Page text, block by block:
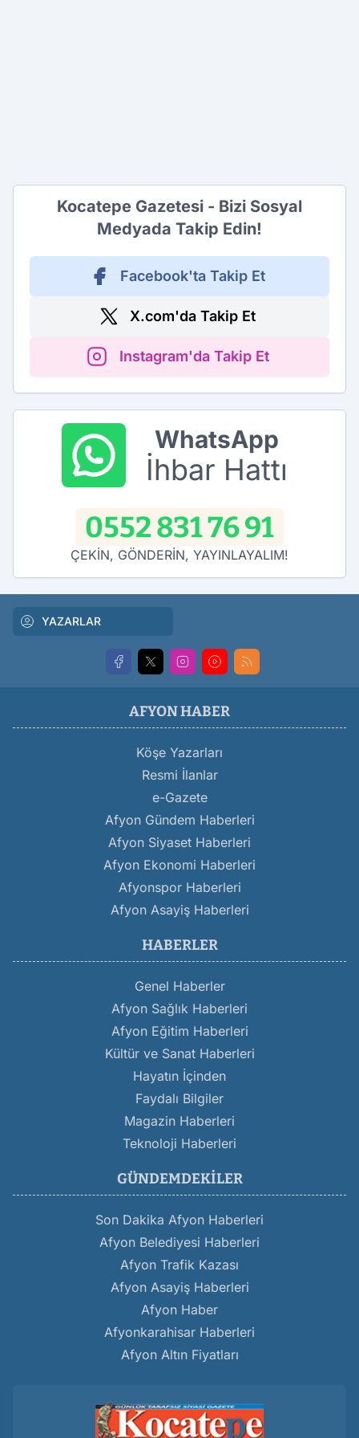
Kocatepe Gazetesi - Bizi Sosyal
Medyada Takip Edin!
Facebook'ta Takip Et
X.com'da Takip Et
Instagram'da Takip Et
WhatsApp
İhbar Hattı
0552 831 76 91
ÇEKİN, GÖNDERİN, YAYINLAYALIM!
YAZARLAR
AFYON HABER
Köşe Yazarları
Resmi İlanlar
e-Gazete
Afyon Gündem Haberleri
Afyon Siyaset Haberleri
Afyon Ekonomi Haberleri
Afyonspor Haberleri
Afyon Asayiş Haberleri
HABERLER
Genel Haberler
Afyon Sağlık Haberleri
Afyon Eğitim Haberleri
Kültür ve Sanat Haberleri
Hayatın İçinden
Faydalı Bilgiler
Magazin Haberleri
Teknoloji Haberleri
GÜNDEMDEKILER
Son Dakika Afyon Haberleri
Afyon Belediyesi Haberleri
Afyon Trafik Kazası
Afyon Asayiş Haberleri
Afyon Haber
Afyonkarahisar Haberleri
Afyon Altın Fiyatları